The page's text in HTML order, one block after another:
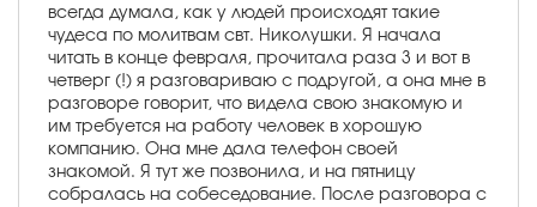
всегда думала, как у людей происходят такие
чудеса по молитвам свт. Николушки. Я начала
читать в конце февраля, прочитала раза 3 и вот в
четверг (!) я разговариваю с подругой, а она мне в
разговоре говорит, что видела свою знакомую и
им требуется на работу человек в хорошую
компанию. Она мне дала телефон своей
знакомой. Я тут же позвонила, и на пятницу
собралась на собеседование. После разговора с